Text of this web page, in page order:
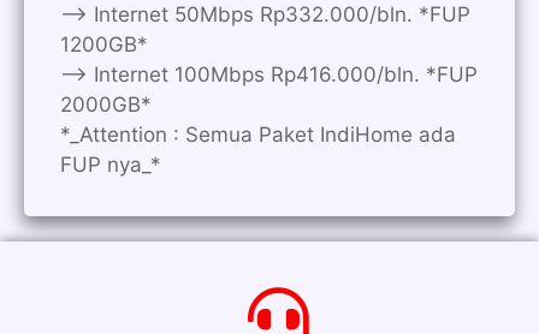
—> Internet 50Mbps Rp332.000/bln. *FUP
1200GB*
—> Internet 100Mbps Rp416.000/bln. *FUP
2000GB*
*_Attention : Semua Paket IndiHome ada
FUP nya_*